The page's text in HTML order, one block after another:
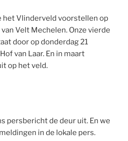
het Vlinderveld voorstellen op
Velt Mechelen. Onze vierde
door op donderdag 21
van Laar. En in maart
op het veld.
persbericht de deur uit. En we
in de lokale pers.